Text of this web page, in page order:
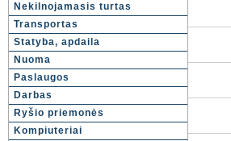
Nekilnojamasis turtas
Transportas
Statyba, apdaila
Nuoma
Paslaugos
Darbas
Ryšio priemonės
Kompiuteriai